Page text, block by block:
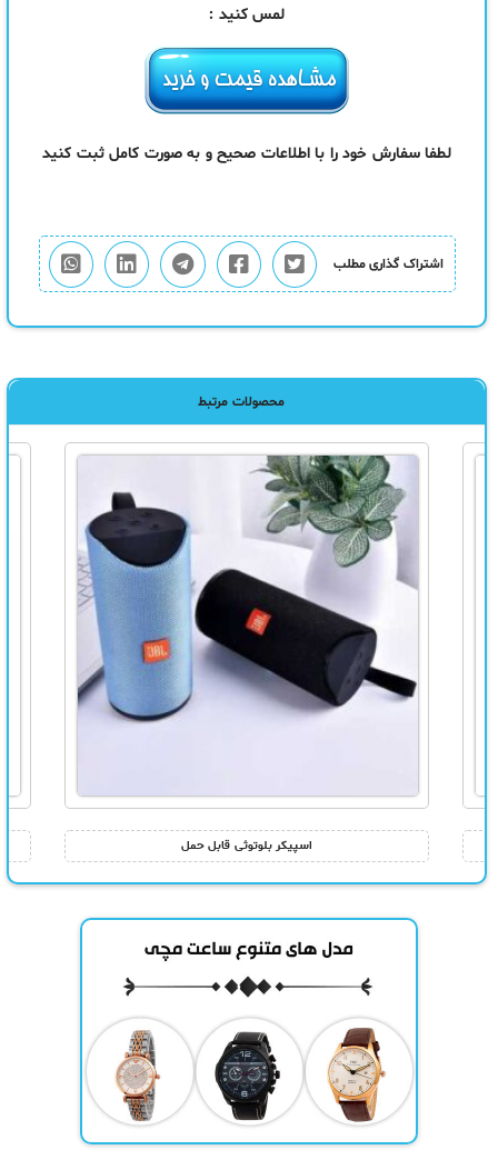
لمس کنید :
لطفا سفارش خود را با اطلاعات صحیح و به صورت کامل ثبت کنید
اشتراک گذاری مطلب
محصولات مرتبط
اسپیکر بلوتوثی قابل حمل